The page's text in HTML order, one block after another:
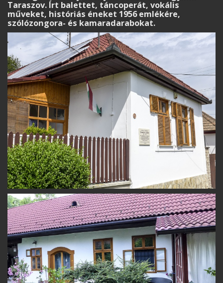
Taraszov. Írt balettet, táncoperát, vokális
műveket, históriás éneket 1956 emlékére,
szólózongora- és kamaradarabokat.